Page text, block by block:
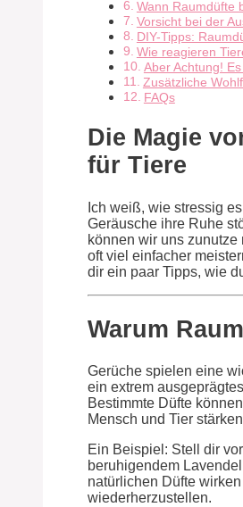
Wann Raumdüfte
Vorsicht bei der
DIY-Tipps:
Wie reagieren
Aber Achtung!
Zusätzliche
FAQs
Die Magie
für Tiere
Ich weiß, wie stressig
Geräusche ihre Ruhe
können wir uns
oft viel einfacher
dir ein paar Tipps, wie
Warum
Gerüche spielen eine
ein extrem
Bestimmte Düfte
Mensch und Tier
Ein Beispiel: Stell dir
beruhigendem
natürlichen Düfte
wiederherzustellen.